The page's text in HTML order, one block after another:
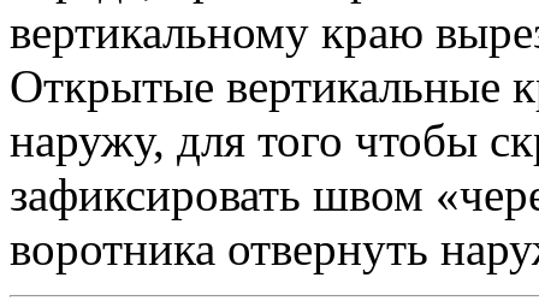
вертикальному краю
Открытые вертикальные
наружу, для того чтобы
зафиксировать швом
воротника отвернуть